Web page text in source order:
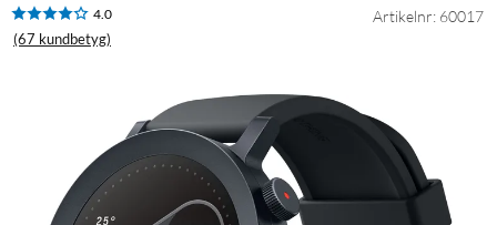
4.0
(67 kundbetyg)
Artikelnr: 60017